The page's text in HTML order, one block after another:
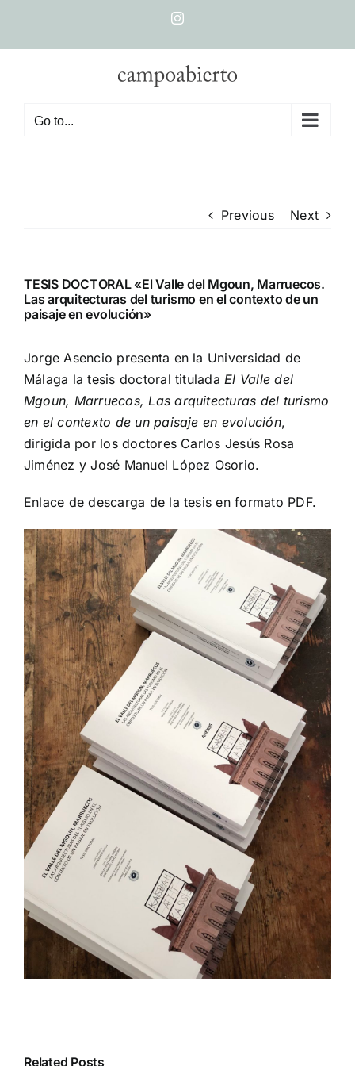
content
Instagram
Go to...
Previous Next
TESIS DOCTORAL «El Valle del Mgoun, Marruecos.
Las arquitecturas del turismo en el contexto de un
paisaje en evolución»
Jorge Asencio presenta en la Universidad de
Málaga la tesis doctoral titulada El Valle del
Mgoun, Marruecos, Las arquitecturas del turismo
en el contexto de un paisaje en evolución,
dirigida por los doctores Carlos Jesús Rosa
Jiménez y José Manuel López Osorio.
Enlace de descarga de la tesis en formato PDF.
Related Posts